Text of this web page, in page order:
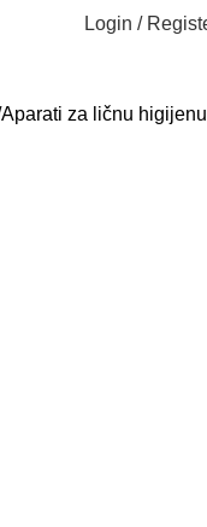
Login /
Aparati za ličnu higijenu